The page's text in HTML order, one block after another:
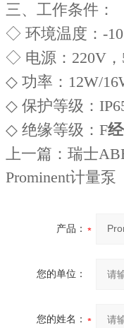
三、 工作条件：
◇ 环境温度：-
◇ 电源：220V，
◇ 功率：12W/
◇ 保护等级：
◇ 绝缘等级：F
上一篇： 瑞士
Prominent计量泵
产品：
您的单位：
您的姓名：